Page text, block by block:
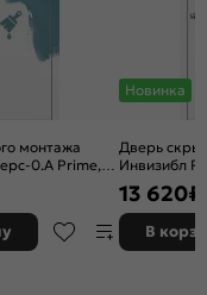
монтажа
0.А Prime,
левое
кромка
хром,
Новинка
Дверь
Инвизибл
грунт (под
каркасно-
13 620₽
В